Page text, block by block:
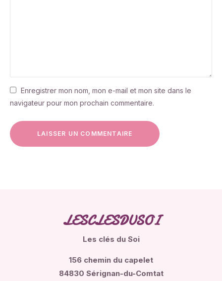
Enregistrer mon nom, mon e-mail et mon site dans le
navigateur pour mon prochain commentaire.
LESCLESDUSOI
Les clés du Soi
156 chemin du capelet
84830 Sérignan-du-Comtat